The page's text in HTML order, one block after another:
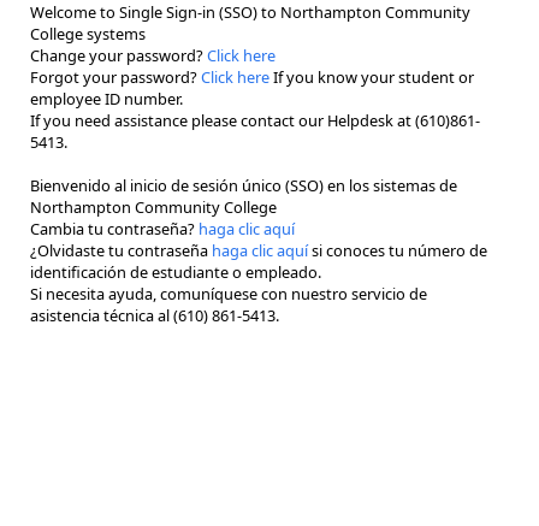
Welcome to Single Sign-in (SSO) to Northampton Community
College systems
Change your password?Click here
Forgot your password?Click hereIf you know your student or
employee ID number.
If you need assistance please contact our Helpdesk at (610)861-
5413.
Bienvenido al inicio de sesión único (SSO) en los sistemas de
Northampton Community College
Cambia tu contraseña? haga clic aquí
¿Olvidaste tu contraseña haga clic aquísi conoces tu número de
identificación de estudiante o empleado.
Si necesita ayuda, comuníquese con nuestro servicio de
asistencia técnica al (610) 861-5413.